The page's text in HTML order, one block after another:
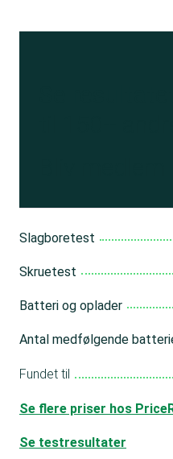
Slagboretest
Skruetest
Batteri og oplader
Antal medfølgende
Fundet til
Se flere priser hos
Se testresultater